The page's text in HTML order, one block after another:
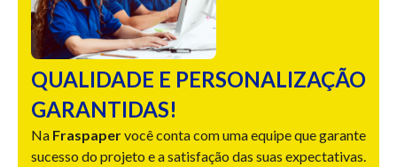
QUALIDADE E PERSONALIZAÇÃO
GARANTIDAS!
Na Fraspapervocê conta com uma equipe que garante
sucesso do projeto e a satisfação das suas expectativas.